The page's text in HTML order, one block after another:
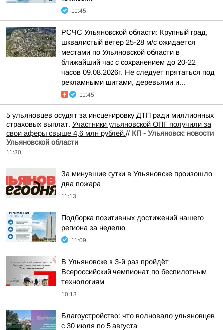
11:45
РСЧС Ульяновской области: Крупный град,
шквалистый ветер 25-28 м/с ожидается
местами по Ульяновской области в
ближайший час с сохранением до 20-22
часов 09.08.2026г. Не следует прятаться под
рекламными щитами, деревьями и...
11:45
5 ульяновцев осудят за инсценировку ДТП ради миллионных
страховых выплат. Участники ульяновской ОПГ получили за
свои аферы свыше 4,6 млн рублей.// КП - Ульяновск: новости
Ульяновской области
11:30
За минувшие сутки в Ульяновске произошло
два пожара
11:13
Подборка позитивных достижений нашего
региона за неделю
11:09
В Ульяновске в 3-й раз пройдёт
Всероссийский чемпионат по беспилотным
технологиям
10:13
Благоустройство: что волновало ульяновцев
с 30 июля по 5 августа